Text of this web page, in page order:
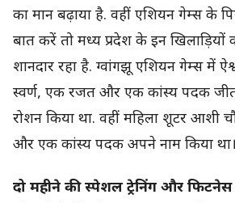
का मान बढ़ाया है. वहीं एशियन गेम्स के
बात करें तो मध्य प्रदेश के इन खिलाड़ियों
शानदार रहा है. ग्वांगझू एशियन गेम्स में
स्वर्ण, एक रजत और एक कांस्य पदक
रोशन किया था. वहीं महिला शूटर आशी
और एक कांस्य पदक अपने नाम किया था।
दो महीने की स्पेशल ट्रेनिंग और